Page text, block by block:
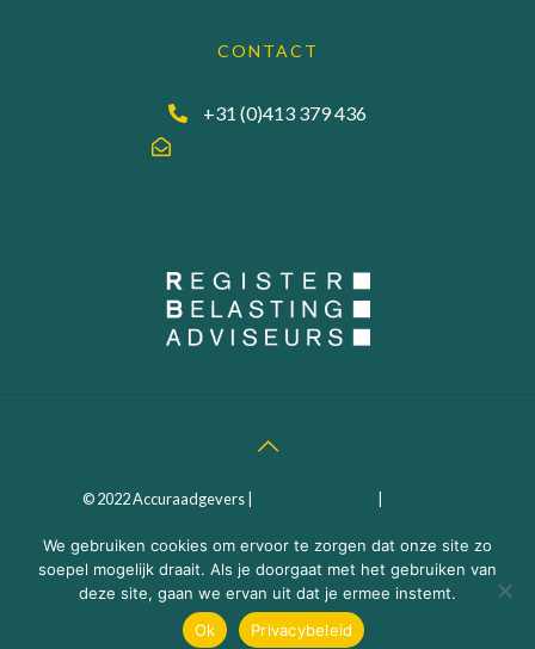
CONTACT
+31 (0)413 379 436
© 2022 Accuraadgevers |
We gebruiken cookies om ervoor te zorgen dat onze site zo
soepel mogelijk draait. Als je doorgaat met het gebruiken van
deze site, gaan we ervan uit dat je ermee instemt.
Ok
Privacybeleid